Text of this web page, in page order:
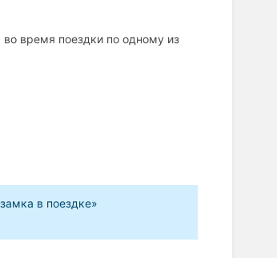
во время поездки по одному из
в поездке»